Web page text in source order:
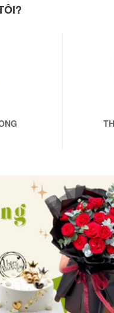
kem tượng trưng
ắp niềm vui và may